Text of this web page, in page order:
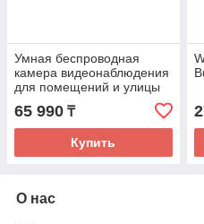
Умная беспроводная
камера видеонаблюдения
для помещений и улицы
Tapo C460 до 200 дней на
1 задряде
65 990 ₸
Купить
О нас